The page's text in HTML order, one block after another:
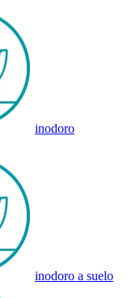
inodoro
inodoro a suelo